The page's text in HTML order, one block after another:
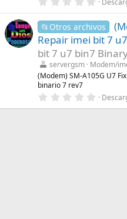
a
(
s
)
0
0
e
s
t
r
e
l
s
📂Otros archivos
Repair imei bit 7
bit 7 u7 bin7
servergsm Modem/
(Modem) SM-A105G U7
binario 7 rev7
0
0